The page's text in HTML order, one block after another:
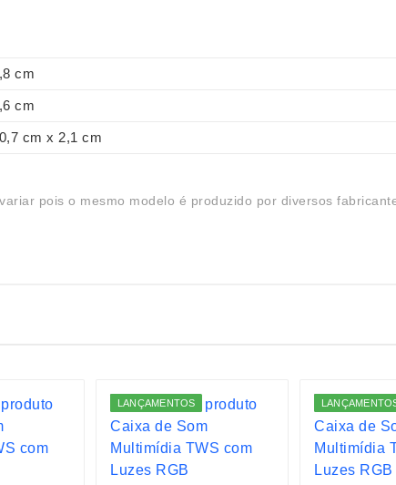
cm
cm
cm x 2,1 cm
pois o mesmo modelo é produzido por diversos
LANÇAMENTOS